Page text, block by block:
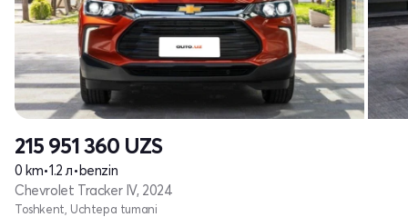
215 951 360 UZS
0 km•1.2 л•benzin
Chevrolet Tracker IV, 2024
Toshkent, Uchtepa tumani